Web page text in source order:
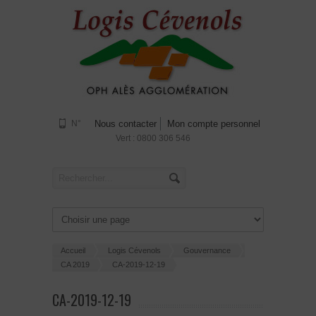
Nous contacter Mon compte personnel
N°
Vert : 0800 306 546
Accueil Logis Cévenols
Gouvernance
CA 2019
CA-2019-12-19
CA-2019-12-19